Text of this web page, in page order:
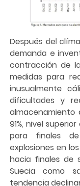
Después del
demanda e
contracción de
medidas para
inusualmente
dificultades y
almacenamiento
91%, nivel
para finales
explosiones en
hacia finales de
Suecia como
tendencia